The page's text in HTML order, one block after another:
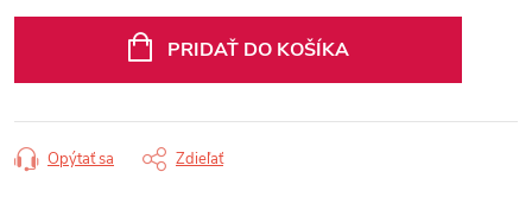
PRIDAŤ DO KOŠÍKA
Opýtať sa Zdieľať